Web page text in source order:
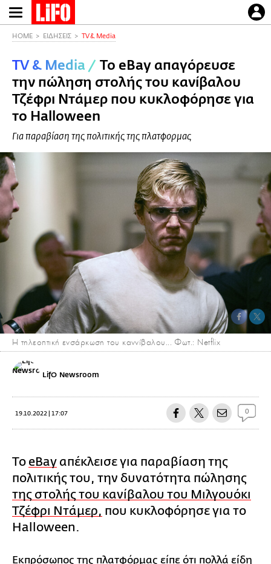
Παράκαμψη
προς
περιεχόμενο
HOME ΕΙΔΗΣΕΙΣ TV & Media
TV & Media / To eBay απαγόρευσε
την πώληση στολής του κανίβαλου
Τζέφρι Ντάμερ που κυκλοφόρησε για
το Halloween
Για παραβίαση της πολιτικής της πλατφορμας
Η τηλεοπτική ενσάρκωση του καννίβαλου... Φωτ.: Netflix
LifO Newsroom
19.10.2022 | 17:07 0
Το eBay απέκλεισε για παραβίαση της
πολιτικής του, την δυνατότητα πώλησης
της στολής του κανίβαλου του Μιλγουόκι
Τζέφρι Ντάμερ, που κυκλοφόρησε για το
Halloween.
Εκπρόσωπος της πλατφόρμας είπε ότι πολλά είδη